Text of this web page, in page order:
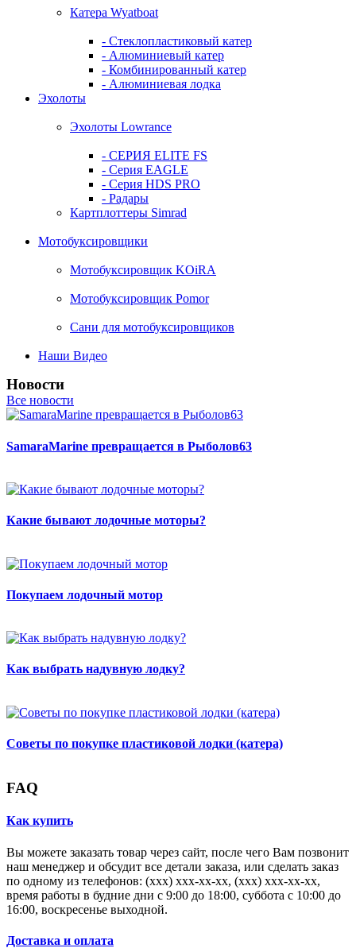
Катера Wyatboat
- Cтеклопластиковый катер
- Алюминиевый катер
- Комбинированный катер
- Алюминиевая лодка
Эхолоты
Эхолоты Lowrance
- СЕРИЯ ELITE FS
- Серия EAGLE
- Серия HDS PRO
- Радары
Картплоттеры Simrad
Мотобуксировщики
Мотобуксировщик KOiRA
Мотобуксировщик Pomor
Сани для мотобуксировщиков
Наши Видео
Новости
Все новости
SamaraMarine превращается в Рыболов63
Какие бывают лодочные моторы?
Покупаем лодочный мотор
Как выбрать надувную лодку?
Советы по покупке пластиковой лодки (катера)
FAQ
Как купить
Вы можете заказать товар через сайт, после чего Вам позвонит
наш менеджер и обсудит все детали заказа, или сделать заказ
по одному из телефонов: (xxx) xxx-xx-xx, (xxx) xxx-xx-xx,
время работы в будние дни с 9:00 до 18:00, суббота с 10:00 до
16:00, воскресенье выходной.
Доставка и оплата